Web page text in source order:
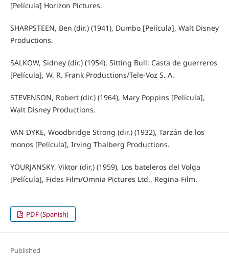
[Película] Horizon Pictures.
SHARPSTEEN, Ben (dir.) (1941), Dumbo [Película], Walt Disney
Productions.
SALKOW, Sidney (dir.) (1954), Sitting Bull: Casta de guerreros
[Película], W. R. Frank Productions/Tele-Voz S. A.
STEVENSON, Robert (dir.) (1964), Mary Poppins [Película],
Walt Disney Productions.
VAN DYKE, Woodbridge Strong (dir.) (1932), Tarzán de los
monos [Película], Irving Thalberg Productions.
YOURJANSKY, Viktor (dir.) (1959), Los bateleros del Volga
[Película], Fides Film/Omnia Pictures Ltd., Regina-Film.
PDF (Spanish)
Published